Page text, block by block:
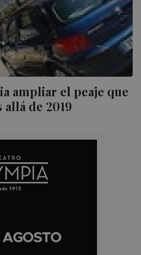
ampliar el peaje que
de 2019